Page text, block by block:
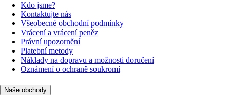
Kdo jsme?
Kontaktujte nás
Všeobecné obchodní podmínky
Vrácení a vrácení peněz
Právní upozornění
Platební metody
Náklady na dopravu a možnosti doručení
Oznámení o ochraně soukromí
Naše obchody